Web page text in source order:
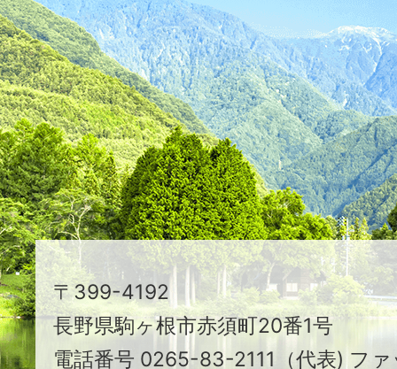
た
つ
映
え
る
ま
ち
駒
ヶ
根
〒399-4192
長野県駒ヶ根市赤須町20番1号
電話番号 0265-83-2111（代表) フ